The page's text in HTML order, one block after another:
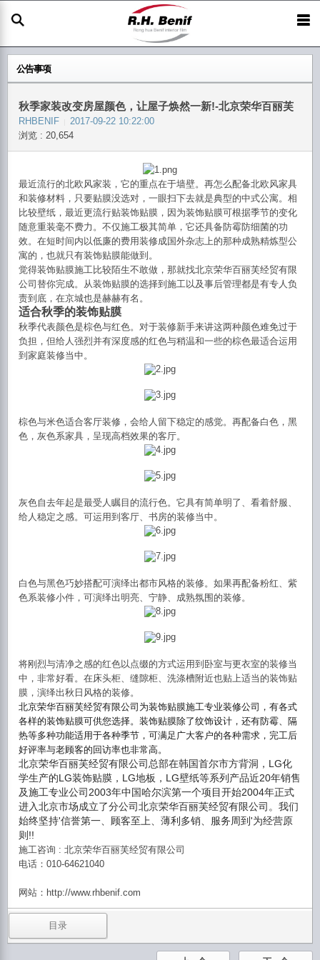
公告事项
秋季家装改变房屋颜色，让屋子焕然一新!-北京荣华百丽芙
RHBENIF
2017-09-22 10:22:00
浏览 : 20,654
最近流行的北欧风家装， 它的重点在于墙壁。再怎么配备北欧风家具
和装修材料，只要贴膜没选对，一眼扫下去就是典型的中式公寓。相
比较壁纸，最近更流行贴装饰贴膜，因为装饰贴膜可根据季节的变化
随意重装毫不费力。不仅施工极其简单，它还具备防霉防细菌的功
效。在短时间内以低廉的费用装修成国外杂志上的那种成熟精炼型公
寓的，也就只有装饰贴膜能做到。
觉得装饰贴膜施工比较陌生不敢做，那就找北京荣华百丽芙经贸有限
公司替你完成。从装饰贴膜的选择到施工以及事后管理都是有专人负
责到底，在京城也是赫赫有名。
适合秋季的装饰贴膜
秋季代表颜色是棕色与红色。对于装修新手来讲这两种颜色难免过于
负担，但给人强烈并有深度感的红色与稍温和一些的棕色最适合运用
到家庭装修当中。
棕色与米色适合客厅装修，会给人留下稳定的感觉。再配备白色，黑
色，灰色系家具，呈现高档效果的客厅。
灰色自去年起是最受人瞩目的流行色。 它具有简单明了、看着舒服、
给人稳定之感。可运用到客厅、书房的装修当中。
白色与黑色巧妙搭配可演绎出都市风格的装修。如果再配备粉红、紫
色系装修小件，可演绎出明亮、宁静、成熟氛围的装修。
将刚烈与清净之感的红色以点缀的方式运用到卧室与更衣室的装修当
中，非常好看。在床头柜、缝隙柜、洗涤槽附近也贴上适当的装饰贴
膜，演绎出秋日风格的装修。
北京荣华百丽芙经贸有限公司 为装饰贴膜施工专业装修公司，有各式
各样的装饰贴膜可供您选择。装饰贴膜除了纹饰设计 ， 还有防霉、隔
热等多种功能适用于各种季节 ，可满足广大客 户的各种需求，完工后
好评率与老顾客的回访率也非常高。
北京荣华百丽芙经贸有限公司 总部在韩国首尔市方背洞， LG化
学生产的LG装饰贴膜， LG地板， LG壁纸等系列 产品近20年销售
及施工专业公司 2003年中国哈尔滨第一个项目开始2004年正式
进入北京市场成立了分公司北京荣华百丽芙经贸有限公司。我们
始终坚持'信誉第一、 顾客至上、薄利多销 、服务周到'为经营原
则 !!
施工咨询 : 北京荣华百丽芙经贸有限公司
电话 ： 010-64621040
网站 ： http://www.rhbenif.com
目录